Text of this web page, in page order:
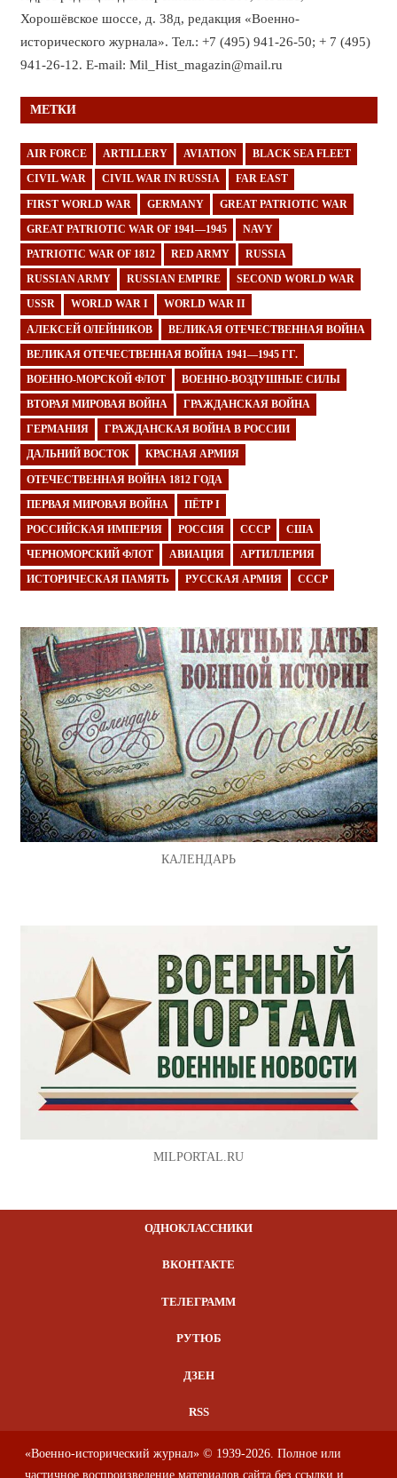
Хорошёвское шоссе, д. 38д, редакция «Военно-
исторического журнала». Тел.: +7 (495) 941-26-50; + 7 (495)
941-26-12. E-mail: Mil_Hist_magazin@mail.ru
МЕТКИ
AIR FORCE ARTILLERY AVIATION BLACK SEA FLEET
CIVIL WAR CIVIL WAR IN RUSSIA FAR EAST
FIRST WORLD WAR GERMANY GREAT PATRIOTIC WAR
GREAT PATRIOTIC WAR OF 1941—1945 NAVY
PATRIOTIC WAR OF 1812 RED ARMY RUSSIA
RUSSIAN ARMY RUSSIAN EMPIRE SECOND WORLD WAR
USSR WORLD WAR I WORLD WAR II
АЛЕКСЕЙ ОЛЕЙНИКОВ ВЕЛИКАЯ ОТЕЧЕСТВЕННАЯ ВОЙНА
ВЕЛИКАЯ ОТЕЧЕСТВЕННАЯ ВОЙНА 1941—1945 ГГ.
ВОЕННО-МОРСКОЙ ФЛОТ ВОЕННО-ВОЗДУШНЫЕ СИЛЫ
ВТОРАЯ МИРОВАЯ ВОЙНА ГРАЖДАНСКАЯ ВОЙНА
ГЕРМАНИЯ ГРАЖДАНСКАЯ ВОЙНА В РОССИИ
ДАЛЬНИЙ ВОСТОК КРАСНАЯ АРМИЯ
ОТЕЧЕСТВЕННАЯ ВОЙНА 1812 ГОДА
ПЕРВАЯ МИРОВАЯ ВОЙНА ПЁТР I
РОССИЙСКАЯ ИМПЕРИЯ РОССИЯ СССР США
ЧЕРНОМОРСКИЙ ФЛОТ АВИАЦИЯ АРТИЛЛЕРИЯ
ИСТОРИЧЕСКАЯ ПАМЯТЬ РУССКАЯ АРМИЯ СССР
КАЛЕНДАРЬ
MILPORTAL.RU
ОДНОКЛАССНИКИ
ВКОНТАКТЕ
ТЕЛЕГРАММ
РУТЮБ
ДЗЕН
RSS
«Военно-исторический журнал» © 1939-2026. Полное или
частичное воспроизведение материалов сайта без ссылки и